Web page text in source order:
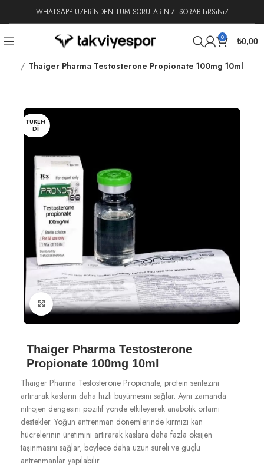
WHATSAPP ÜZERİNDEN TÜM SORULARINIZI SORABiLiRSiNiZ
0 ₺0,00
Thaiger Pharma Testosterone Propionate 100mg 10ml
TÜKEN
DI
Büyütmek için tıklayın
Thaiger Pharma Testosterone
Propionate 100mg 10ml
Thaiger Pharma Testosterone Propionate, protein sentezini
artırarak kasların daha hızlı büyümesini sağlar. Aynı zamanda
nitrojen dengesini pozitif yönde etkileyerek anabolik ortamı
destekler. Yoğun antrenman dönemlerinde kırmızı kan
hücrelerinin üretimini artırarak kaslara daha fazla oksijen
taşınmasını sağlar, böylece daha uzun süreli ve güçlü
antrenmanlar yapılabilir.